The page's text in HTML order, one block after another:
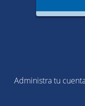
Administra tu